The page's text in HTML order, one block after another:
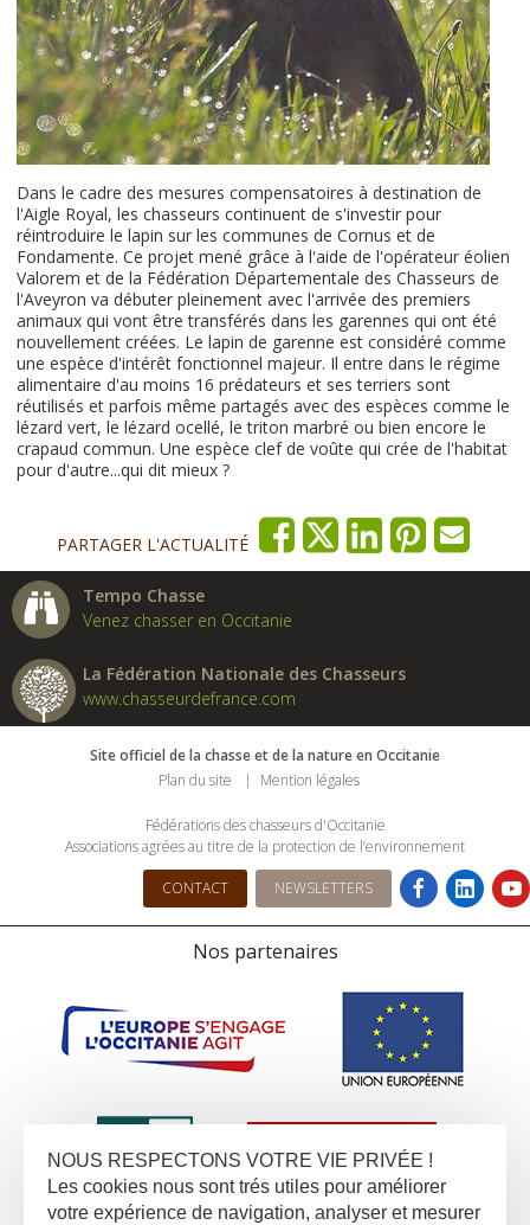
Dans le cadre des mesures compensatoires à destination de
l'Aigle Royal, les chasseurs continuent de s'investir pour
réintroduire le lapin sur les communes de Cornus et de
Fondamente. Ce projet mené grâce à l'aide de l'opérateur éolien
Valorem et de la Fédération Départementale des Chasseurs de
l'Aveyron va débuter pleinement avec l'arrivée des premiers
animaux qui vont être transférés dans les garennes qui ont été
nouvellement créées. Le lapin de garenne est considéré comme
une espèce d'intérêt fonctionnel majeur. Il entre dans le régime
alimentaire d'au moins 16 prédateurs et ses terriers sont
réutilisés et parfois même partagés avec des espèces comme le
lézard vert, le lézard ocellé, le triton marbré ou bien encore le
crapaud commun. Une espèce clef de voûte qui crée de l'habitat
pour d'autre...qui dit mieux ?
PARTAGER L'ACTUALITÉ
Tempo Chasse
Venez chasser en Occitanie
La Fédération Nationale des Chasseurs
www.chasseurdefrance.com
Site officiel de la chasse et de la nature en Occitanie
Plan du site
Mention légales
Fédérations des chasseurs d'Occitanie
Associations agrées au titre de la protection de l’environnement
CONTACT NEWSLETTERS
Nos partenaires
NOUS RESPECTONS VOTRE VIE PRIVÉE !
Les cookies nous sont trés utiles pour améliorer
votre expérience de navigation, analyser et mesurer